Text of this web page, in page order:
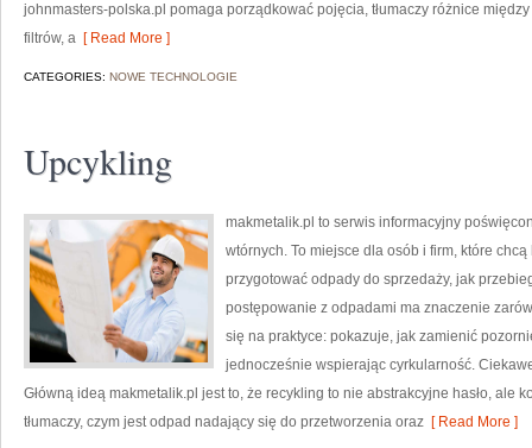
johnmasters-polska.pl pomaga porządkować pojęcia, tłumaczy różnice
filtrów, a [ Read More ]
CATEGORIES: NOWE TECHNOLOGIE
Upcykling
makmetalik.pl to serwis informacyjny
wtórnych. To miejsce dla osób i firm, które
przygotować odpady do sprzedaży, jak
postępowanie z odpadami ma znaczenie
się na praktyce: pokazuje, jak zamienić
jednocześnie wspierając cyrkularność.
Główną ideą makmetalik.pl jest to, że recykling to nie abstrakcyjne hasło, ale
tłumaczy, czym jest odpad nadający się do przetworzenia oraz [ Read More ]